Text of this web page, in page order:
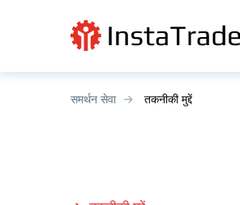
समर्थन सेवा तकनीकी मुद्दें